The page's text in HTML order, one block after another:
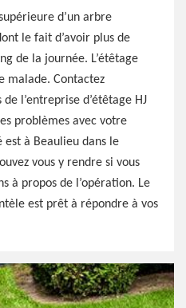
d’un arbre
le fait d’avoir plus de
de la journée. L’étêtage
malade. Contactez
l’entreprise d’étêtage HJ
problèmes avec votre
est à Beaulieu dans le
vous y rendre si vous
à propos de l’opération. Le
est prêt à répondre à vos